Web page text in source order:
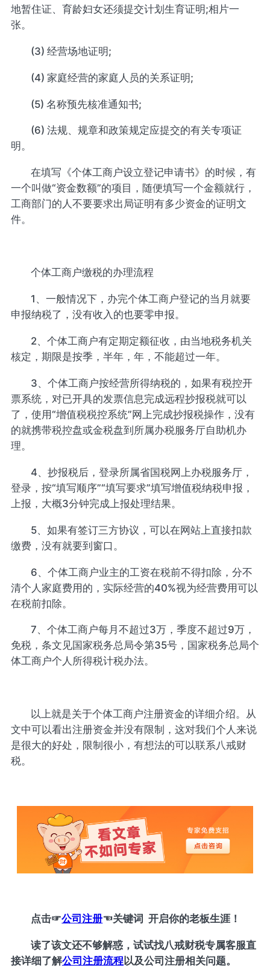
地暂住证、育龄妇女还须提交计划生育证明;相片一
张。
(3) 经营场地证明;
(4) 家庭经营的家庭人员的关系证明;
(5) 名称预先核准通知书;
(6) 法规、规章和政策规定应提交的有关专项证
明。
在填写《个体工商户设立登记申请书》的时候，有
一个叫做“资金数额”的项目，随便填写一个金额就行，
工商部门的人不要要求出局证明有多少资金的证明文
件。
个体工商户缴税的办理流程
1、一般情况下，办完个体工商户登记的当月就要
申报纳税了，没有收入的也要零申报。
2、个体工商户有定期定额征收，由当地税务机关
核定，期限是按季，半年，年，不能超过一年。
3、个体工商户按经营所得纳税的，如果有税控开
票系统，对已开具的发票信息完成远程抄报税就可以
了，使用“增值税税控系统”网上完成抄报税操作，没有
的就携带税控盘或金税盘到所属办税服务厅自助机办
理。
4、抄报税后，登录所属省国税网上办税服务厅，
登录，按“填写顺序”“填写要求”填写增值税纳税申报，
上报，大概3分钟完成上报处理结果。
5、如果有签订三方协议，可以在网站上直接扣款
缴费，没有就要到窗口。
6、个体工商户业主的工资在税前不得扣除，分不
清个人家庭费用的，实际经营的40%视为经营费用可以
在税前扣除。
7、个体工商户每月不超过3万，季度不超过9万，
免税，条文见国家税务总局令第35号，国家税务总局个
体工商户个人所得税计税办法。
以上就是关于个体工商户注册资金的详细介绍。从
文中可以看出注册资金并没有限制，这对我们个人来说
是很大的好处，限制很小，有想法的可以联系八戒财
税。
点击☞公司注册☜关键词 开启你的老板生涯！
读了该文还不够解惑，试试找八戒财税专属客服直
接详细了解公司注册流程以及公司注册相关问题。